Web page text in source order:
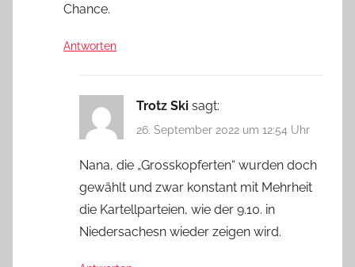
Chance.
Antworten
Trotz Ski sagt:
26. September 2022 um 12:54 Uhr
Nana, die „Grosskopferten“ wurden doch
gewählt und zwar konstant mit Mehrheit
die Kartellparteien, wie der 9.10. in
Niedersachesn wieder zeigen wird.